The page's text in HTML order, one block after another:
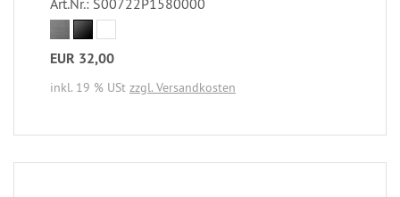
EUR 32,00
inkl. 19 % USt zzgl. Versandkosten